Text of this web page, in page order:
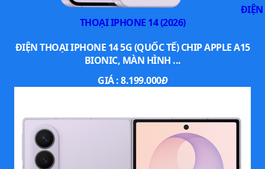
ĐIỆN
THOẠI IPHONE 14 (2026)
ĐIỆN THOẠI IPHONE 14 5G (QUỐC TẾ) CHIP APPLE A15
BIONIC, MÀN HÌNH ...
GIÁ :8.199.000Đ